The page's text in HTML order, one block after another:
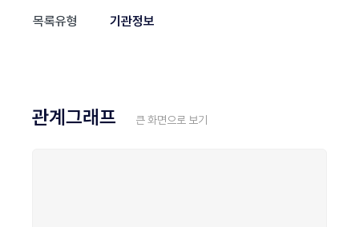
목록유형
기관정보
관계그래프 큰 화면으로 보기